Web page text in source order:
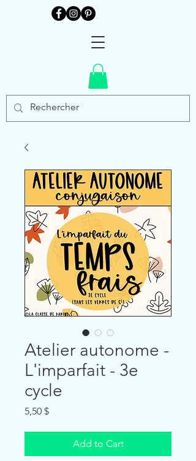
Atelier autonome -
L'imparfait - 3e
cycle
5,50 $Price
Add to Cart